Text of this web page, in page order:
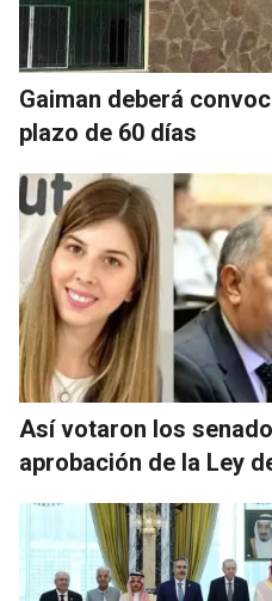
Gaiman deberá
plazo de 60 días
Así votaron los
aprobación de la Ley